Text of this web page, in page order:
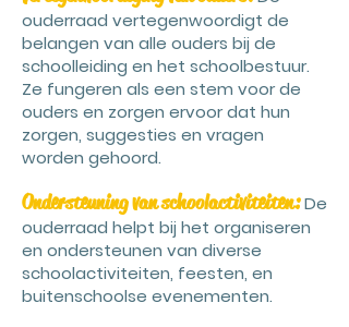
ouderraad vertegenwoordigt de
belangen van alle ouders bij de
schoolleiding en het schoolbestuur.
Ze fungeren als een stem voor de
ouders en zorgen ervoor dat hun
zorgen, suggesties en vragen
worden gehoord.
Ondersteuning van schoolactiviteiten:De
ouderraad helpt bij het organiseren
en ondersteunen van diverse
schoolactiviteiten, feesten, en
buitenschoolse evenementen.